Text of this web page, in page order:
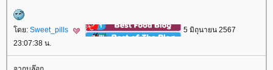
ดย: Sweet_pills
5 มิถุนายน 2567
23:07:38 น.